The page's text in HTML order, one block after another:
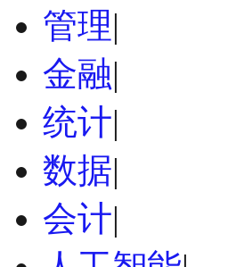
管理|
金融|
统计|
数据|
会计|